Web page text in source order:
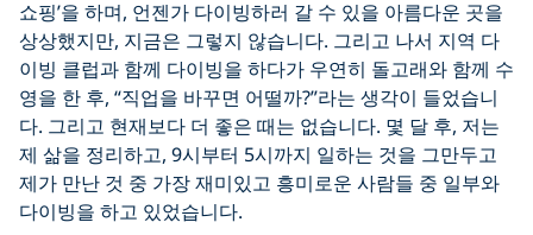
쇼핑’을 하며, 언젠가 다이빙하러 갈 수 있을 아름다운 곳을
상상했지만, 지금은 그렇지 않습니다. 그리고 나서 지역 다
이빙 클럽과 함께 다이빙을 하다가 우연히 돌고래와 함께 수
영을 한 후, “직업을 바꾸면 어떨까?”라는 생각이 들었습니
다. 그리고 현재보다 더 좋은 때는 없습니다. 몇 달 후, 저는
제 삶을 정리하고, 9시부터 5시까지 일하는 것을 그만두고
제가 만난 것 중 가장 재미있고 흥미로운 사람들 중 일부와
다이빙을 하고 있었습니다.